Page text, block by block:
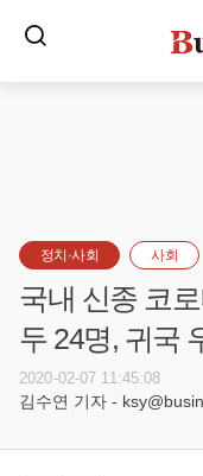
정치·사회 사회
국내 신종 코
두 24명, 귀국
2020-02-07 11:45:08
김수연 기자 -